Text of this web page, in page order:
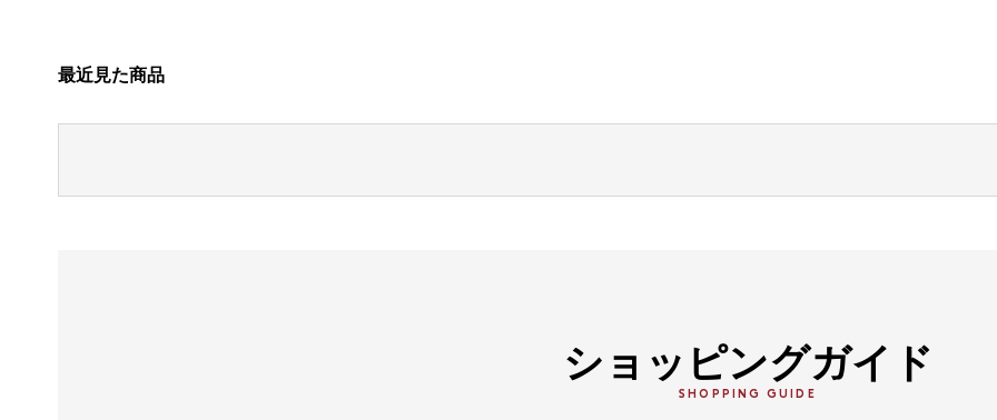
最近見た商品
ショッピングガイド
SHOPPING GUIDE